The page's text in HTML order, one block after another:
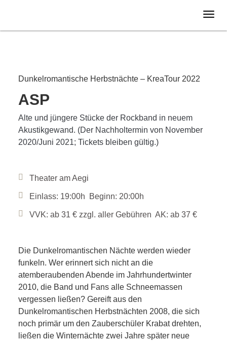
24.11.
Dunkelromantische Herbstnächte – KreaTour 2022
ASP
Alte und jüngere Stücke der Rockband in neuem
Akustikgewand. (Der Nachholtermin von November
2020/Juni 2021; Tickets bleiben gültig.)
Theater am Aegi
Einlass: 19:00h Beginn: 20:00h
VVK: ab 31 € zzgl. aller Gebühren AK: ab 37 €
Die Dunkelromantischen Nächte werden wieder
funkeln. Wer erinnert sich nicht an die
atemberaubenden Abende im Jahrhundertwinter
2010, die Band und Fans alle Schneemassen
vergessen ließen? Gereift aus den
Dunkelromantischen Herbstnächten 2008, die sich
noch primär um den Zauberschüler Krabat drehten,
ließen die Winternächte zwei Jahre später neue